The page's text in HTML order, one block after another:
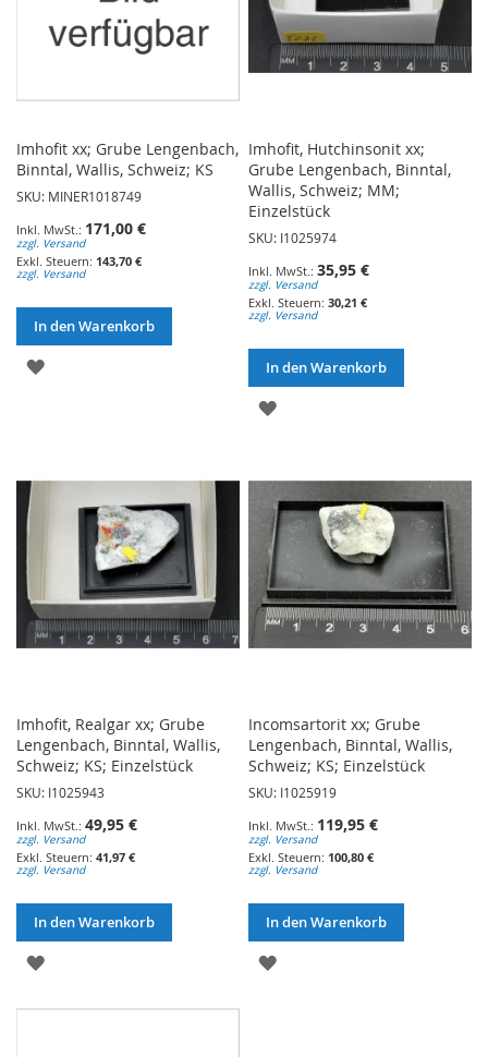
Imhofit xx; Grube Lengenbach,
Binntal, Wallis, Schweiz; KS
SKU: MINER1018749
171,00 €
zzgl. Versand
143,70 €
zzgl. Versand
In den Warenkorb
ZUR
Imhofit, Hutchinsonit xx;
Grube Lengenbach, Binntal,
Wallis, Schweiz; MM;
Einzelstück
SKU: I1025974
35,95 €
zzgl. Versand
30,21 €
zzgl. Versand
In den Warenkorb
ZUR
HINZUFÜGEN
Imhofit, Realgar xx; Grube
Lengenbach, Binntal, Wallis,
Schweiz; KS; Einzelstück
SKU: I1025943
49,95 €
zzgl. Versand
41,97 €
zzgl. Versand
In den Warenkorb
ZUR
Incomsartorit xx; Grube
Lengenbach, Binntal, Wallis,
Schweiz; KS; Einzelstück
SKU: I1025919
119,95 €
zzgl. Versand
100,80 €
zzgl. Versand
In den Warenkorb
ZUR